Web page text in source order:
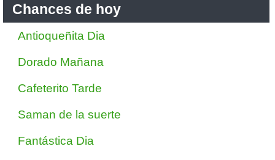
Chances de hoy
Antioqueñita Dia
Dorado Mañana
Cafeterito Tarde
Saman de la suerte
Fantástica Dia